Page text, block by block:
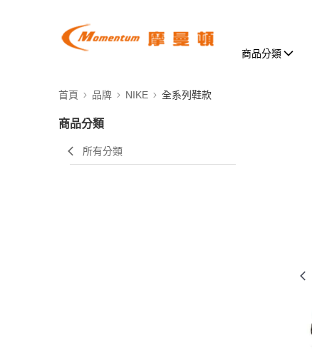
商品分類
首頁 品牌 NIKE 全系列鞋款
商品分類
所有分類